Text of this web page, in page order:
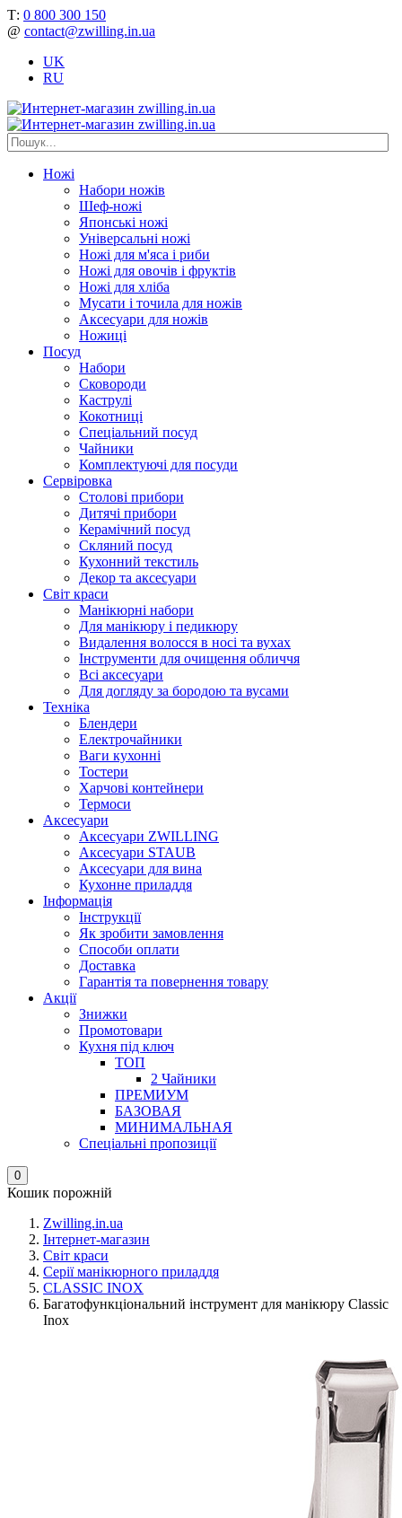
Т: 0 800 300 150
@ contact@zwilling.in.ua
UK
RU
Ножі
Набори ножів
Шеф-ножі
Японські ножі
Універсальні ножі
Ножі для м'яса і риби
Ножі для овочів і фруктів
Ножі для хліба
Мусати і точила для ножів
Аксесуари для ножів
Ножиці
Посуд
Набори
Сковороди
Каструлі
Кокотниці
Cпеціальний посуд
Чайники
Комплектуючі для посуди
Сервіровка
Столові прибори
Дитячі прибори
Керамічний посуд
Скляний посуд
Кухонний текстиль
Декор та аксесуари
Світ краси
Манікюрні набори
Для манікюру і педикюру
Видалення волосся в носі та вухах
Інструменти для очищення обличчя
Всі аксесуари
Для догляду за бородою та вусами
Техніка
Блендери
Електрочайники
Ваги кухонні
Тостери
Харчові контейнери
Термоси
Аксесуари
Аксесуари ZWILLING
Аксесуари STAUB
Аксесуари для вина
Кухонне приладдя
Інформація
Інструкції
Як зробити замовлення
Способи оплати
Доставка
Гарантія та повернення товару
Акції
Знижки
Промотовари
Кухня під ключ
ТОП
2 Чайники
ПРЕМИУМ
БАЗОВАЯ
МИНИМАЛЬНАЯ
Спеціальні пропозиції
0
Кошик порожній
Zwilling.in.ua
Інтернет-магазин
Світ краси
Серії манікюрного приладдя
CLASSIC INOX
Багатофункціональний інструмент для манікюру Classic
Inox